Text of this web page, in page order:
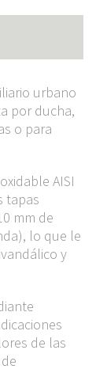
urbano
por ducha,
o para
AISI
tapas
mm de
lo que le
y
de las